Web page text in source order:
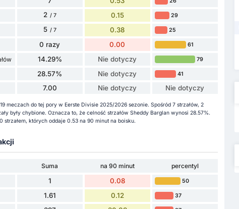
2 / 7 0.15 29
5 / 7 0.38 25
0 razy 0.00 61
14.29% Nie dotyczy 79
28.57% Nie dotyczy 41
7.00 Nie dotyczy Nie dotyczy
meczach do tej pory w Eerste Divisie 2025/2026 sezonie. Spośród 7 strzałów, 2
były chybione. Oznacza to, że celność strzałów Sheddy Barglan wynosi 28.57%.
strzałem, których oddaje 0.53 na 90 minut na boisku.
Suma na 90 minut
percentyl
1 0.08 50
1.61 0.12 37